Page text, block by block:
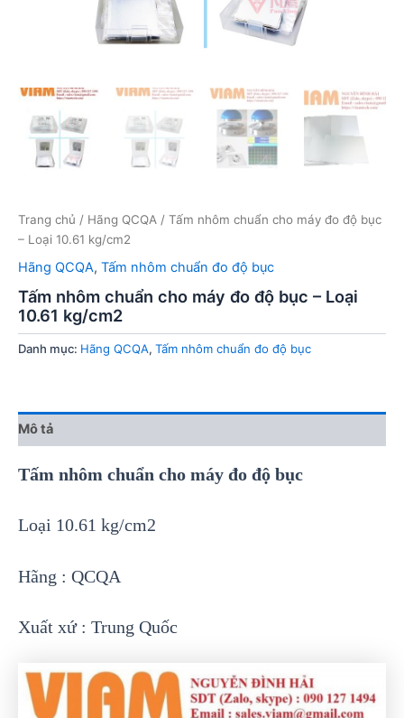
Trang chủ / Hãng QCQA / Tấm nhôm chuẩn cho máy đo độ bục
– Loại 10.61 kg/cm2
Hãng QCQA, Tấm nhôm chuẩn đo độ bục
Tấm nhôm chuẩn cho máy đo độ bục – Loại
10.61 kg/cm2
Danh mục: Hãng QCQA, Tấm nhôm chuẩn đo độ bục
Mô tả
Tấm nhôm chuẩn cho máy đo độ bục
Loại 10.61 kg/cm2
Hãng : QCQA
Xuất xứ : Trung Quốc